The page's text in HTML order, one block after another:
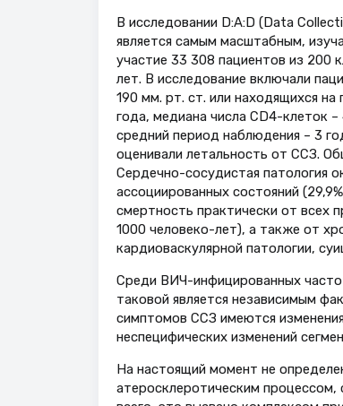
В исследовании D:A:D (Data
является самым масштабным,
участие 33 308 пациентов из 200
лет. В исследование включали
190 мм. рт. ст. или находящихся
года, медиана числа CD4-клеток
средний период наблюдения – 3
оценивали летальность от ССЗ.
Сердечно-сосудистая патология
ассоциированных состояний
смертность практически от всех
1000 человеко-лет), а также от
кардиоваскулярной патологии,
Среди ВИЧ-инфицированных
таковой является независимым
симптомов ССЗ имеются
неспецифических изменений
На настоящий момент не
атеросклеротическим